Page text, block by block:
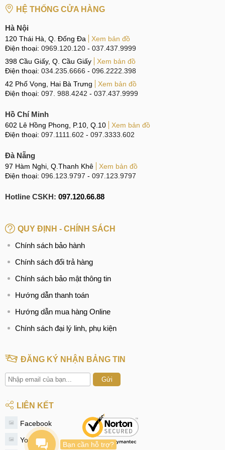
CN 4:123 Trần Quang Khải, Quận 1
Hotline:
CN 5:602 Lê Hồng Phong, Quận 10
Hotline:097.3333.602
Tại Đà Nẵng
Hotline:097.123.9797
Tìm kiếm liên quan khác
Thay mic Oppo F17, F17 Pro lấy ngay
Thay mic Oppo F17, F17 Pro ở đâu
Ép, thay mặt kính Oppo F17, F17 Pro
Thay pin Oppo F17, F17 Pro
Thay camera Oppo F17, F17 Pro
Thay loa Oppo F17, F17 Pro
Thay, sửa wifi Oppo F17, F17 Pro
Thay mic Oppo F17, F17 Pro
Thay, sửa IC sóng Oppo F17, F17 Pro
Sửa, Thay ổ sim Oppo F17, F17 Pro
HỆ THỐNG CỬA HÀNG
Hà Nội
120 Thái Hà, Q. Đống Đa
Xem bản đồ
Điện thoại: 0969.120.120 - 037.437.9999
398 Cầu Giấy, Q. Cầu Giấy
Xem bản đồ
Điện thoại: 034.235.6666 - 096.2222.398
42 Phố Vọng, Hai Bà Trưng
Xem bản đồ
Điện thoại: 097. 988.4242 - 037.437.9999
Hồ Chí Minh
602 Lê Hồng Phong, P.10, Q.10
Xem bản đồ
Điện thoại: 097.1111.602 - 097.3333.602
Đà Nẵng
97 Hàm Nghi, Q.Thanh Khê
Xem bản đồ
Điện thoại: 096.123.9797 - 097.123.9797
Hotline CSKH: 097.120.66.88
QUY ĐỊNH - CHÍNH SÁCH
Chính sách bảo hành
Chính sách đổi trả hàng
Chính sách bảo mật thông tin
Hướng dẫn thanh toán
Hướng dẫn mua hàng Online
Chính sách đại lý linh, phụ kiện
ĐĂNG KÝ NHẬN BẢNG TIN
Gửi
LIÊN KẾT
Facebook
Youtube
Bạn cần hỗ trợ?